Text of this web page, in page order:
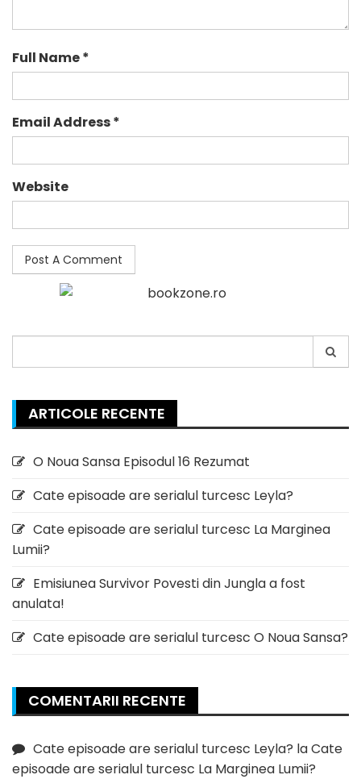
Full Name *
Email Address *
Website
for:
ARTICOLE RECENTE
O Noua Sansa Episodul 16 Rezumat
Cate episoade are serialul turcesc Leyla?
Cate episoade are serialul turcesc La Marginea
Lumii?
Emisiunea Survivor Povesti din Jungla a fost
anulata!
Cate episoade are serialul turcesc O Noua Sansa?
COMENTARII RECENTE
Cate episoade are serialul turcesc Leyla? laCate
episoade are serialul turcesc La Marginea Lumii?